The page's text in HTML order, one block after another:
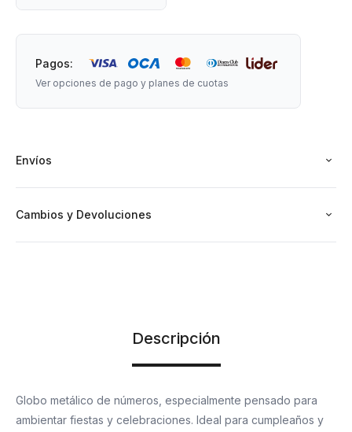
IMPORTANTE: Puede cambiar el orden de los colores de
Pagos:
Ver opciones de pago y planes de cuotas
Envíos
Cambios y Devoluciones
Descripción
Globo metálico de números, especialmente pensado para
ambientar fiestas y celebraciones. Ideal para cumpleaños y